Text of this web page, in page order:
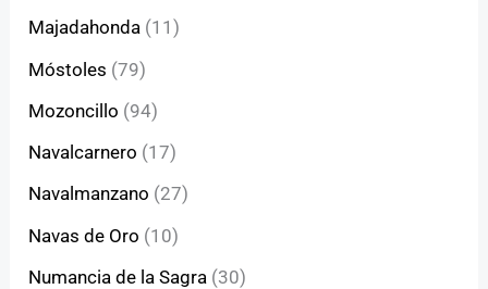
Majadahonda (11)
Móstoles (79)
Mozoncillo (94)
Navalcarnero (17)
Navalmanzano (27)
Navas de Oro (10)
Numancia de la Sagra (30)